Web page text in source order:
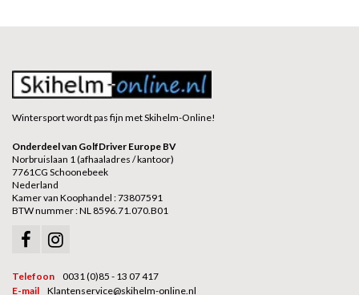
Wintersport wordt pas fijn met Skihelm-Online!
Onderdeel van GolfDriver Europe BV
Norbruislaan 1 (afhaaladres / kantoor)
7761CG Schoonebeek
Nederland
Kamer van Koophandel : 73807591
BTW nummer : NL 8596.71.070.B01
Telefoon
0031 (0)85 - 13 07 417
E-mail
Klantenservice@skihelm-online.nl